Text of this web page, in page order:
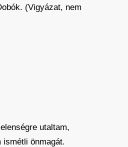
(Vigyázat, nem
utaltam,
ismétli önmagát.